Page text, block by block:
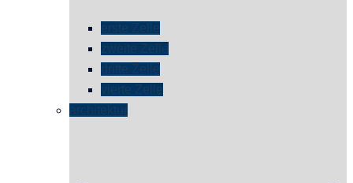
erste Zelle
zweite Zelle
dritte Zelle
vierte Zelle
architektur